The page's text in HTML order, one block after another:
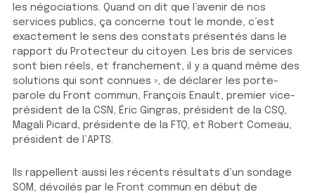
les négociations. Quand on dit que l’avenir de nos
services publics, ça concerne tout le monde, c’est
exactement le sens des constats présentés dans le
rapport du Protecteur du citoyen. Les bris de services
sont bien réels, et franchement, il y a quand même des
solutions qui sont connues », de déclarer les porte-
parole du Front commun, François Enault, premier vice-
président de la CSN, Éric Gingras, président de la CSQ,
Magali Picard, présidente de la FTQ, et Robert Comeau,
président de l’APTS.
Ils rappellent aussi les récents résultats d’un sondage
SOM, dévoilés par le Front commun en début de